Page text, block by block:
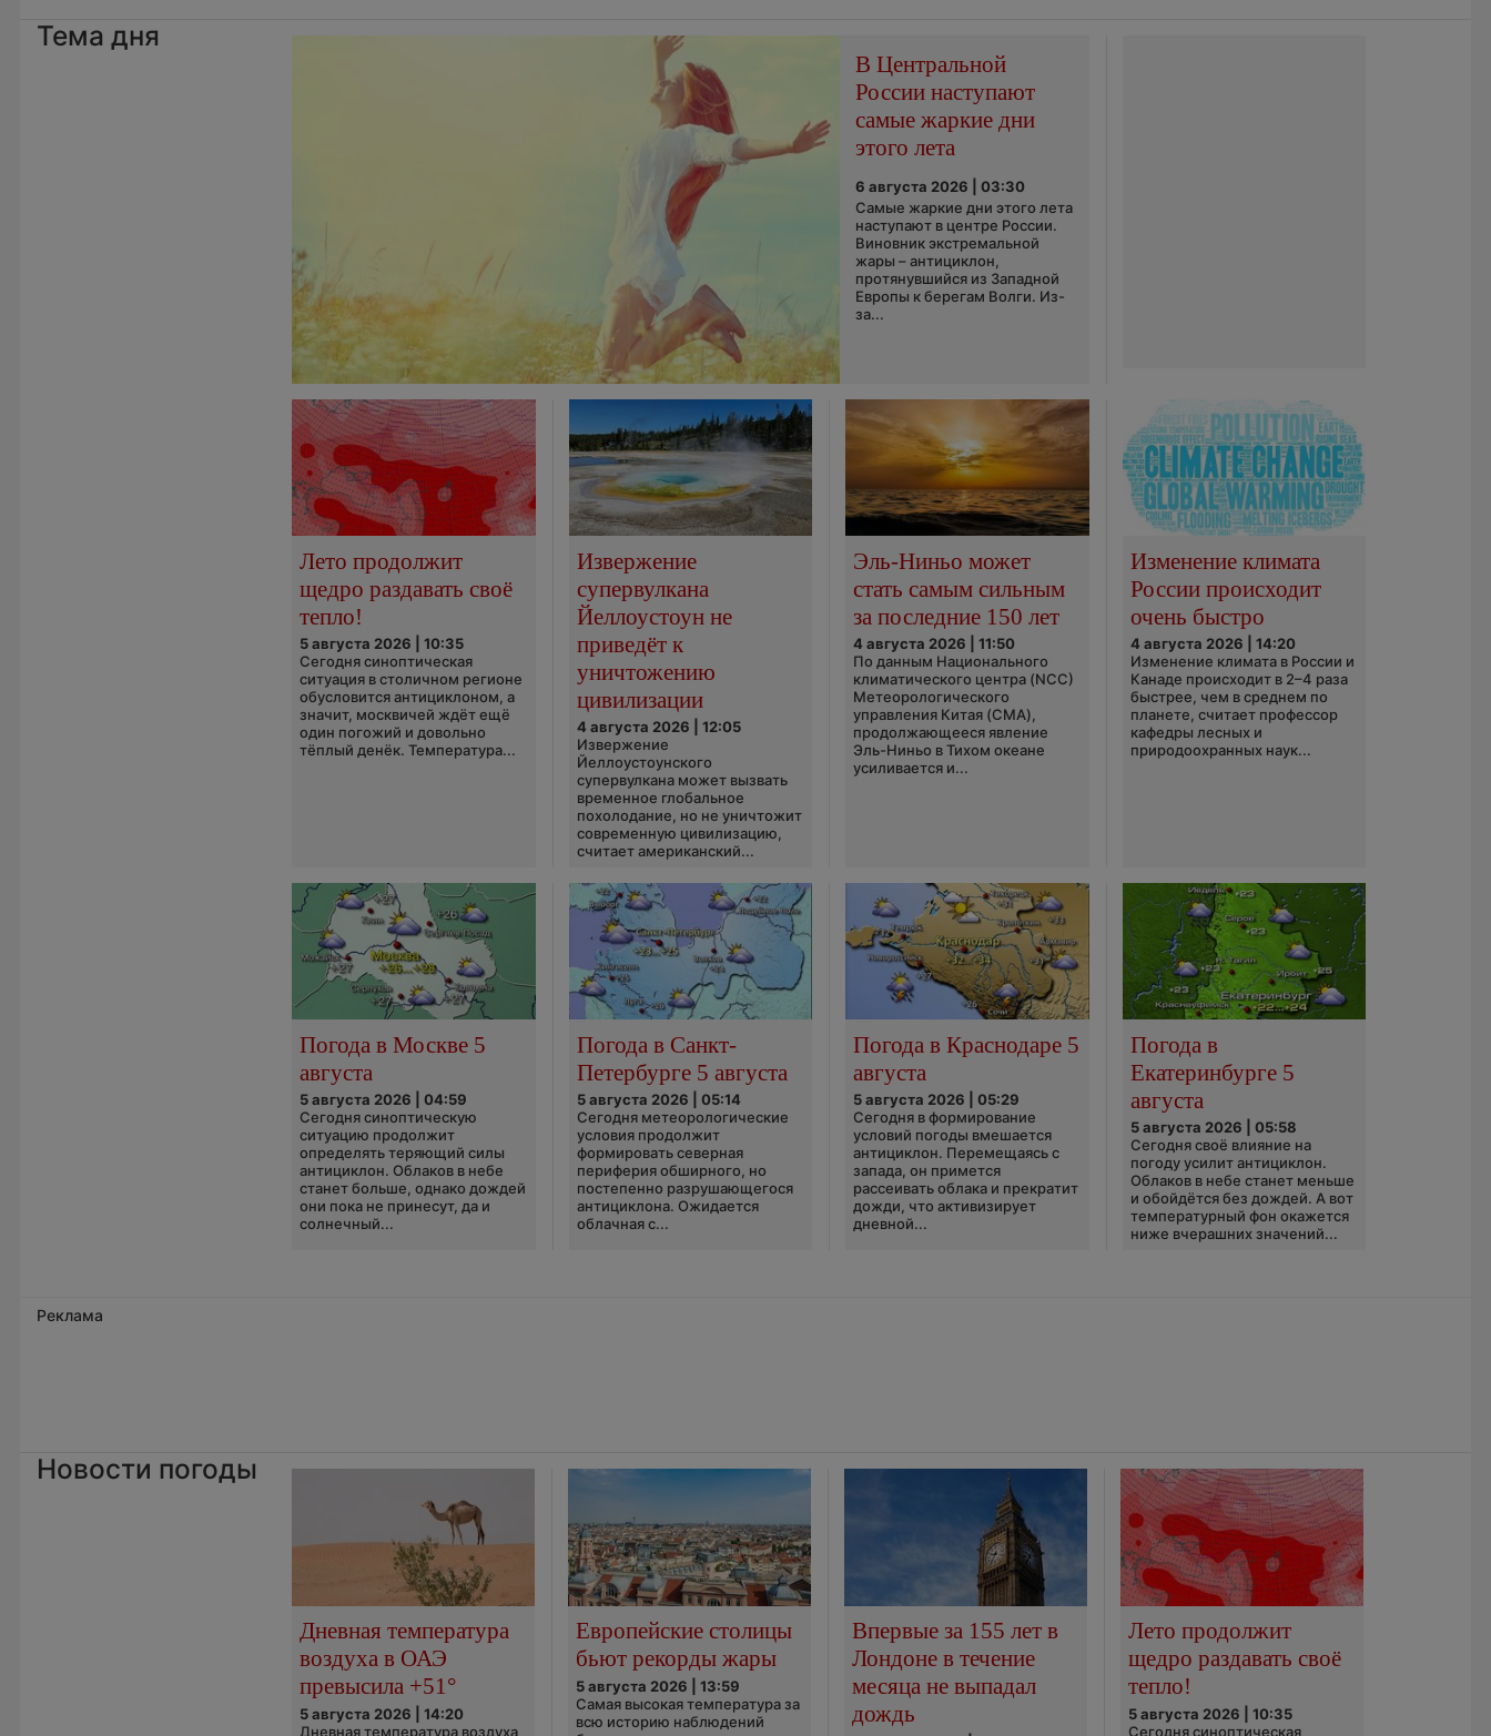
Тема дня
В Центральной
России наступают
самые жаркие дни
этого лета
6 августа 2026 | 03:30
Самые жаркие дни этого лета
наступают в центре России.
Виновник экстремальной
жары – антициклон,
протянувшийся из Западной
Европы к берегам Волги. Из-
за...
Лето продолжит
щедро раздавать своё
тепло!
5 августа 2026 | 10:35
Сегодня синоптическая
ситуация в столичном регионе
обусловится антициклоном, а
значит, москвичей ждёт ещё
один погожий и довольно
тёплый денёк. Температура...
Извержение
супервулкана
Йеллоустоун не
приведёт к
уничтожению
цивилизации
4 августа 2026 | 12:05
Извержение
Йеллоустоунского
супервулкана может вызвать
временное глобальное
похолодание, но не уничтожит
современную цивилизацию,
считает американский...
Эль-Ниньо может
стать самым сильным
за последние 150 лет
4 августа 2026 | 11:50
По данным Национального
климатического центра (NCC)
Метеорологического
управления Китая (CMA),
продолжающееся явление
Эль-Ниньо в Тихом океане
усиливается и...
Изменение климата
России происходит
очень быстро
4 августа 2026 | 14:20
Изменение климата в России и
Канаде происходит в 2–4 раза
быстрее, чем в среднем по
планете, считает профессор
кафедры лесных и
природоохранных наук...
Погода в Москве 5
августа
5 августа 2026 | 04:59
Сегодня синоптическую
ситуацию продолжит
определять теряющий силы
антициклон. Облаков в небе
станет больше, однако дождей
они пока не принесут, да и
солнечный...
Погода в Санкт-
Петербурге 5 августа
5 августа 2026 | 05:14
Сегодня метеорологические
условия продолжит
формировать северная
периферия обширного, но
постепенно разрушающегося
антициклона. Ожидается
облачная с...
Погода в Краснодаре 5
августа
5 августа 2026 | 05:29
Сегодня в формирование
условий погоды вмешается
антициклон. Перемещаясь с
запада, он примется
рассеивать облака и прекратит
дожди, что активизирует
дневной...
Погода в
Екатеринбурге 5
августа
5 августа 2026 | 05:58
Сегодня своё влияние на
погоду усилит антициклон.
Облаков в небе станет меньше
и обойдётся без дождей. А вот
температурный фон окажется
ниже вчерашних значений...
Реклама
Новости погоды
Дневная температура
воздуха в ОАЭ
превысила +51°
5 августа 2026 | 14:20
Дневная температура воздуха
Европейские столицы
бьют рекорды жары
5 августа 2026 | 13:59
Самая высокая температура за
всю историю наблюдений
Впервые за 155 лет в
Лондоне в течение
месяца не выпадал
дождь
Лето продолжит
щедро раздавать своё
тепло!
5 августа 2026 | 10:35
Сегодня синоптическая